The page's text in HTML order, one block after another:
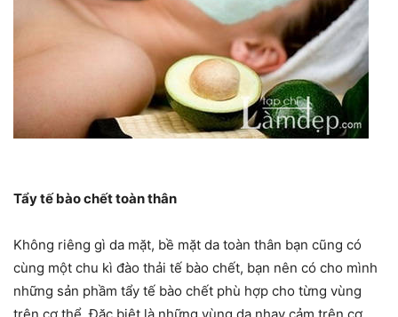
Tẩy tế bào chết toàn thân
Không riêng gì da mặt, bề mặt da toàn thân bạn cũng có
cùng một chu kì đào thải tế bào chết, bạn nên có cho mình
những sản phầm tẩy tế bào chết phù hợp cho từng vùng